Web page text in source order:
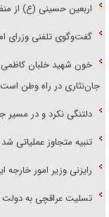
اربعین حسینی (ع) از
گفت‌وگوی تلفنی وزرای
خون شهید خلبان کاظمی
جان‌نثاری در راه وطن است
دلتنگی نکرد و در مسیر
تنبیه متجاوز عملیاتی شد
رایزنی وزیر امور خارجه
تسلیت عراقچی به دولت